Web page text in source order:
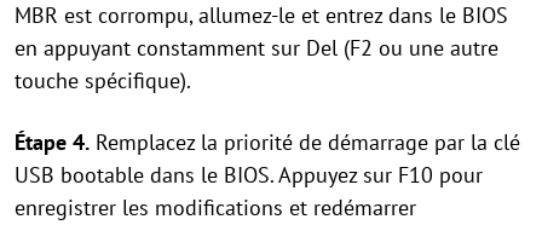
MBR est corrompu, allumez-le et entrez dans le BIOS
en appuyant constamment sur Del (F2 ou une autre
touche spécifique).
Étape 4. Remplacez la priorité de démarrage par la clé
USB bootable dans le BIOS. Appuyez sur F10 pour
enregistrer les modifications et redémarrer